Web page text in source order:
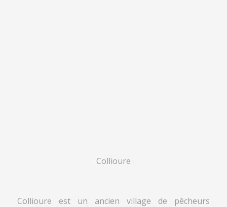
Collioure
Collioure est un ancien village de pêcheurs